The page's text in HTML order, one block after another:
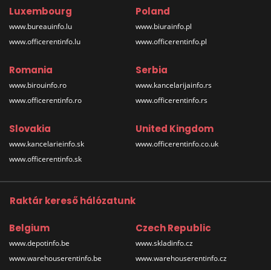
Luxembourg
www.bureauinfo.lu
www.officerentinfo.lu
Poland
www.biurainfo.pl
www.officerentinfo.pl
Romania
www.birouinfo.ro
www.officerentinfo.ro
Serbia
www.kancelarijainfo.rs
www.officerentinfo.rs
Slovakia
www.kancelarieinfo.sk
www.officerentinfo.sk
United Kingdom
www.officerentinfo.co.uk
Raktár kereső hálózatunk
Belgium
www.depotinfo.be
www.warehouserentinfo.be
Czech Republic
www.skladinfo.cz
www.warehouserentinfo.cz